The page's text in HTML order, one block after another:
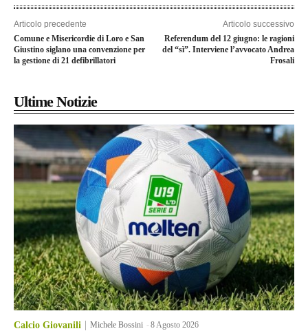
Articolo precedente
Comune e Misericordie di Loro e San
Giustino siglano una convenzione per
la gestione di 21 defibrillatori
Articolo successivo
Referendum del 12 giugno: le ragioni
del “sì”. Interviene l’avvocato Andrea
Frosali
Ultime Notizie
Calcio Giovanili Michele Bossini -8 Agosto 2026